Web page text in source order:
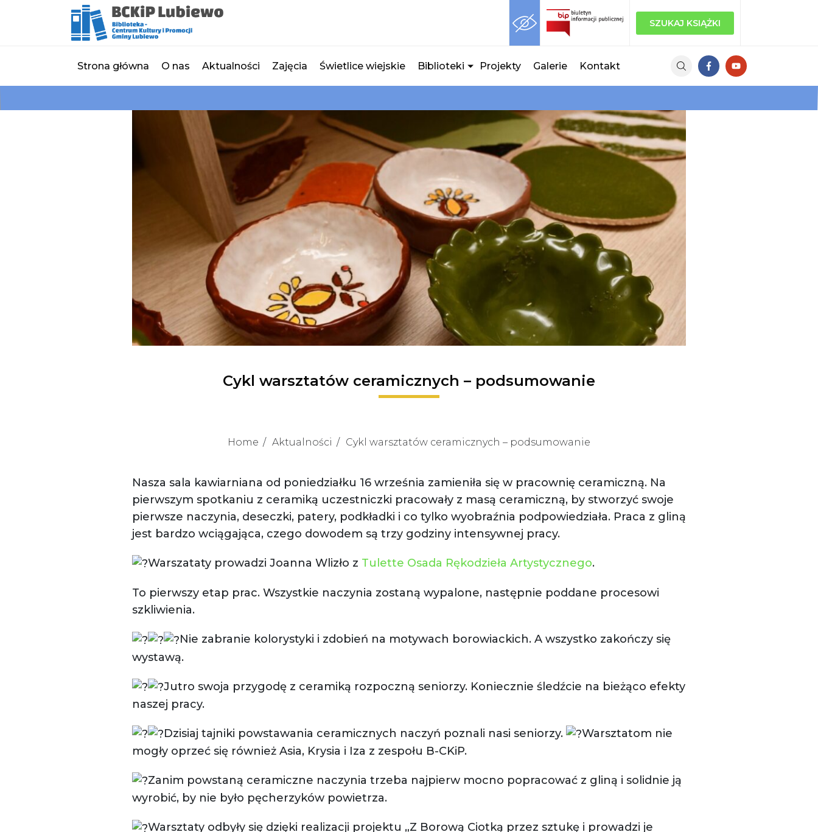
SZUKAJ KSIĄŻKI
Strona główna O nas Aktualności Zajęcia Świetlice wiejskie Biblioteki Projekty Galerie Kontakt
Cykl warsztatów ceramicznych – podsumowanie
Home Aktualności Cykl warsztatów ceramicznych – podsumowanie
Nasza sala kawiarniana od poniedziałku 16 września zamieniła się w pracownię ceramiczną. Na
pierwszym spotkaniu z ceramiką uczestniczki pracowały z masą ceramiczną, by stworzyć swoje
pierwsze naczynia, deseczki, patery, podkładki i co tylko wyobraźnia podpowiedziała. Praca z gliną
jest bardzo wciągająca, czego dowodem są trzy godziny intensywnej pracy.
Warszataty prowadzi Joanna Wlizło z Tulette Osada Rękodzieła Artystycznego.
To pierwszy etap prac. Wszystkie naczynia zostaną wypalone, następnie poddane procesowi
szkliwienia.
Nie zabranie kolorystyki i zdobień na motywach borowiackich. A wszystko zakończy się
wystawą.
Jutro swoja przygodę z ceramiką rozpoczną seniorzy. Koniecznie śledźcie na bieżąco efekty
naszej pracy.
Dzisiaj tajniki powstawania ceramicznych naczyń poznali nasi seniorzy.
Warsztatom nie
mogły oprzeć się również Asia, Krysia i Iza z zespołu B-CKiP.
Zanim powstaną ceramiczne naczynia trzeba najpierw mocno popracować z gliną i solidnie ją
wyrobić, by nie było pęcherzyków powietrza.
Warsztaty odbyły się dzięki realizacji projektu „Z Borową Ciotką przez sztukę i prowadzi je